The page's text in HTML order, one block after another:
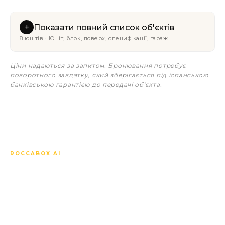
+ Показати повний список об'єктів
8 юнітів · Юніт, блок, поверх, специфікації, гараж
Ціни надаються за запитом. Бронювання потребує
поворотного завдатку, який зберігається під іспанською
банківською гарантією до передачі об'єкта.
ROCCABOX AI